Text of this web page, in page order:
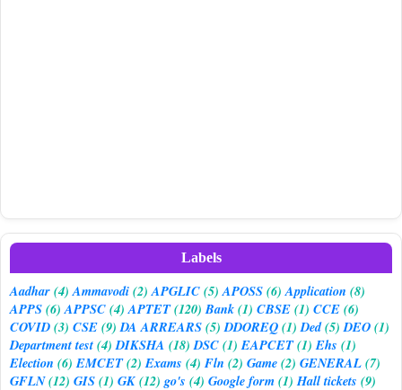
Labels
Aadhar(4) Ammavodi(2) APGLIC(5) APOSS(6) Application (8)
APPS(6) APPSC(4) APTET(120) Bank(1) CBSE(1) CCE(6)
COVID(3) CSE(9) DA ARREARS(5) DDOREQ(1) Ded(5) DEO(1)
Department test(4) DIKSHA (18) DSC(1) EAPCET(1) Ehs (1)
Election (6) EMCET(2) Exams (4) Fln (2) Game(2) GENERAL(7)
GFLN(12) GIS(1) GK(12) go's (4) Google form(1) Hall tickets (9)